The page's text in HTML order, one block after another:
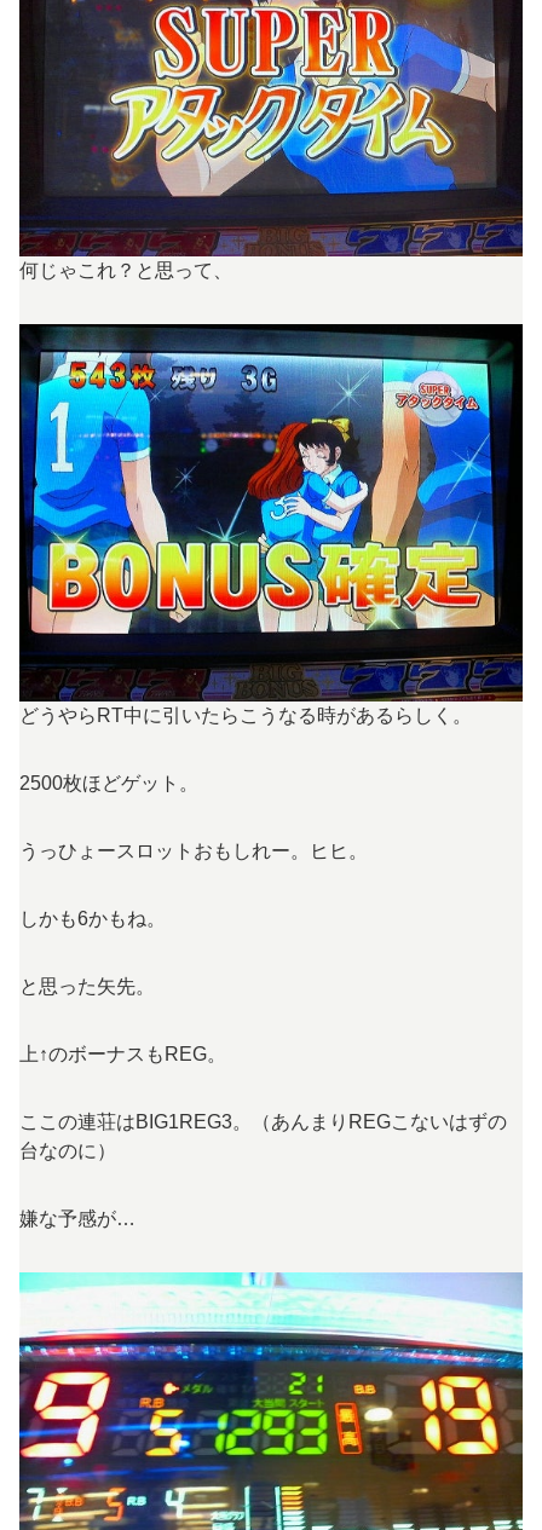
何じゃこれ？と思って、
どうやらRT中に引いたらこうなる時があるらしく。
2500枚ほどゲット。
うっひょースロットおもしれー。ヒヒ。
しかも6かもね。
と思った矢先。
上↑のボーナスもREG。
ここの連荘はBIG1REG3。（あんまりREGこないはずの
台なのに）
嫌な予感が…